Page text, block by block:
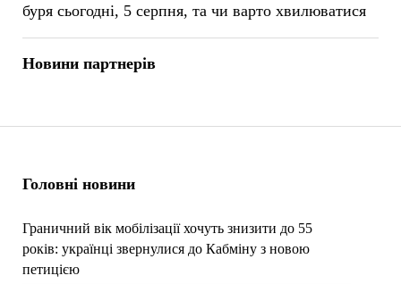
Головні новини
Граничний вік мобілізації хочуть знизити до 55
років: українці звернулися до Кабміну з новою
петицією
буря сьогодні, 5 серпня, та чи варто хвилюватися
Новини партнерів